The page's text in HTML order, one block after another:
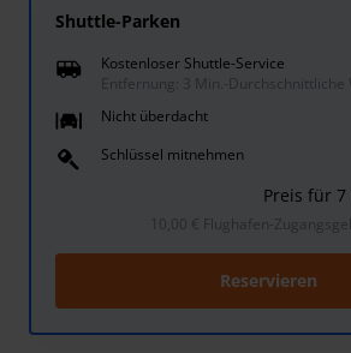
Shuttle-Parken
Kostenloser Shuttle-Service
Entfernung: 3 Min.
Durchschnittliche
Nicht überdacht
Schlüssel mitnehmen
Preis für 7
10,00 € Flughafen-
Reservieren